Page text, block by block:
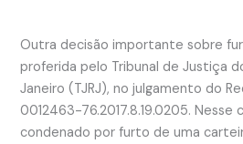
Outra decisão importante sobre
proferida pelo Tribunal de Justiça
Janeiro (TJRJ), no julgamento do
0012463-76.2017.8.19.0205. Nesse
condenado por furto de uma